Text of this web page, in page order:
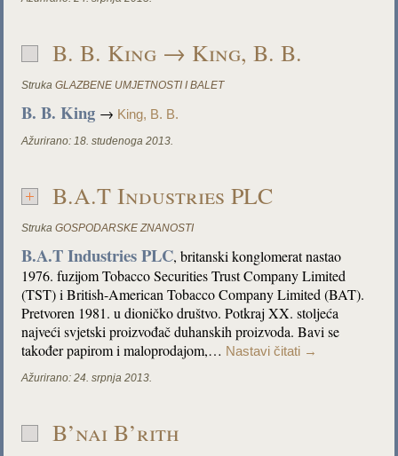
B. B. King → King, B. B.
Struka GLAZBENE UMJETNOSTI I BALET
B. B. King → King, B. B.
Ažurirano: 18. studenoga 2013.
B.A.T Industries PLC
Struka GOSPODARSKE ZNANOSTI
B.A.T Industries PLC, britanski konglomerat nastao
1976. fuzijom Tobacco Securities Trust Company Limited
(TST) i British-American Tobacco Company Limited (BAT).
Pretvoren 1981. u dioničko društvo. Potkraj XX. stoljeća
najveći svjetski proizvođač duhanskih proizvoda. Bavi se
također papirom i maloprodajom,… Nastavi čitati →
Ažurirano: 24. srpnja 2013.
B’nai B’rith